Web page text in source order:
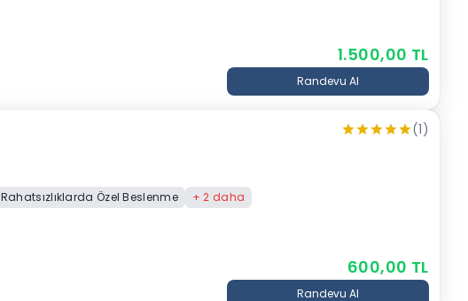
1.500,00 TL
Randevu Al
(1)
Rahatsızlıklarda Özel Beslenme +2 daha
600,00 TL
Randevu Al